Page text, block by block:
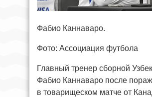
Фабио Каннаваро.
Фото: Ассоциация футбола
Главный тренер сборной
Фабио Каннаваро после
в товарищеском матче от